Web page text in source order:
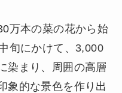
万本の菜の花から始
旬にかけて、3,000
染まり、周囲の高層
象的な景色を作り出